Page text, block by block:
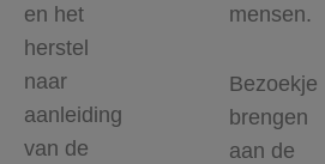
en het
herstel
naar
aanleiding
van de
mensen.
Bezoekje
brengen
aan de